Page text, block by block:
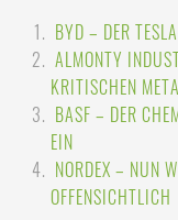
BYD – DER
ALMONTY
KRITISCHEN
BASF – DER
EIN
NORDEX – NUN
OFFENSICHTLICH